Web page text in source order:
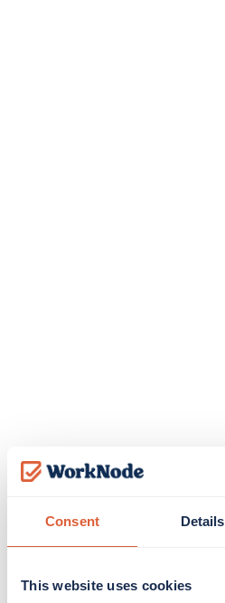
Consent Details
This website uses cookies